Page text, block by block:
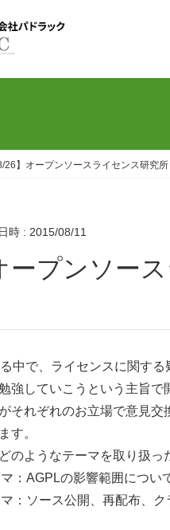
8/26】オープンソースライセンス研究
時 : 2015/08/11
中で、ライセンスに関す
強していこうという主旨で
それぞれのお立場で意見
す。
のようなテーマを取り扱っ
：AGPLの影響範囲につい
：ソース公開、再配布、